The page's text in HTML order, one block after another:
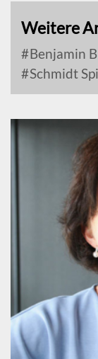
Weitere
Benjamin
Schmidt